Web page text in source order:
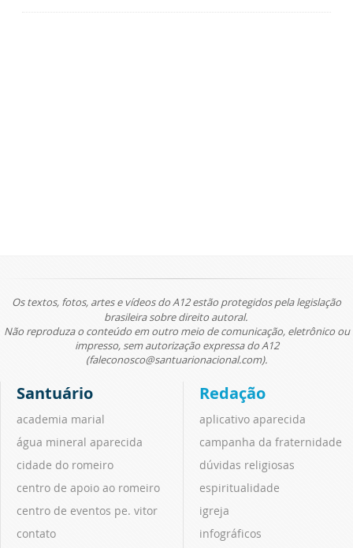
Os textos, fotos, artes e vídeos do A12 estão protegidos pela legislação
brasileira sobre direito autoral.
Não reproduza o conteúdo em outro meio de comunicação, eletrônico ou
impresso, sem autorização expressa do A12
(faleconosco@santuarionacional.com).
Santuário
academia marial
água mineral aparecida
cidade do romeiro
centro de apoio ao romeiro
centro de eventos pe. vitor
contato
Redação
aplicativo aparecida
campanha da fraternidade
dúvidas religiosas
espiritualidade
igreja
infográficos